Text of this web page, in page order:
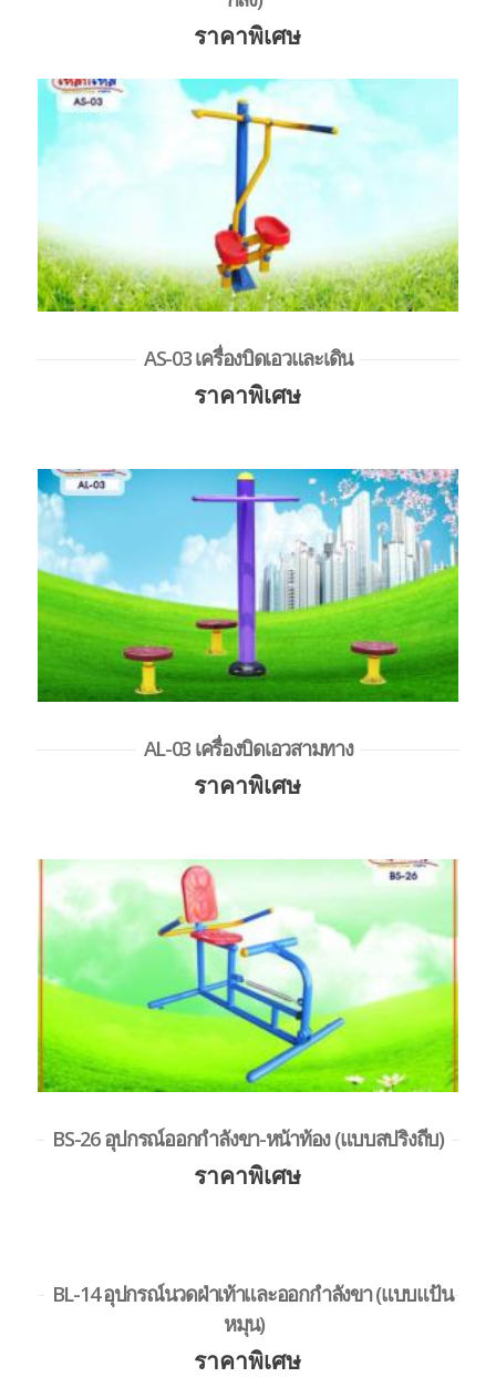
ราคาพิเศษ
AS-03 เครื่องบิดเอวและเดิน
ราคาพิเศษ
AL-03 เครื่องบิดเอวสามทาง
ราคาพิเศษ
BS-26 อุปกรณ์ออกกำลังขา-หน้าท้อง (แบบสปริงถีบ)
ราคาพิเศษ
BL-14 อุปกรณ์นวดฝ่าเท้าและออกกำลังขา (แบบแป้น
หมุน)
ราคาพิเศษ